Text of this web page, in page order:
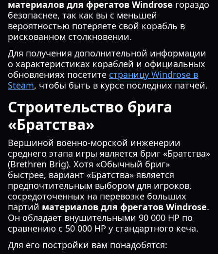
материалов для фрегатов Windrose гораздо
безопаснее, так как вы с меньшей
вероятностью потеряете свой корабль в
рискованном столкновении.
Для получения дополнительной информации
о характеристиках кораблей и официальных
обновлениях посетите страницу Windrose в
Steam, чтобы быть в курсе последних патчей.
Строительство брига
«Братства»
Вершиной военно-морской инженерии
среднего этапа игры является бриг «Братства»
(Brethren Brig). Хотя «Обычный бриг»
быстрее, вариант «Братства» является
предпочтительным выбором для игроков,
сосредоточенных на перевозке больших
партий материалов для фрегатов Windrose.
Он обладает внушительными 90 000 HP по
сравнению с 50 000 HP у стандартного кеча.
Для его постройки вам понадобятся: